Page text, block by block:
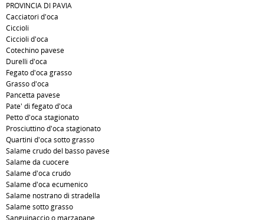
PROVINCIA DI PAVIA
Cacciatori d'oca
Ciccioli
Ciccioli d'oca
Cotechino pavese
Durelli d'oca
Fegato d'oca grasso
Grasso d'oca
Pancetta pavese
Pate' di fegato d'oca
Petto d'oca stagionato
Prosciuttino d'oca stagionato
Quartini d'oca sotto grasso
Salame crudo del basso pavese
Salame da cuocere
Salame d'oca crudo
Salame d'oca ecumenico
Salame nostrano di stradella
Salame sotto grasso